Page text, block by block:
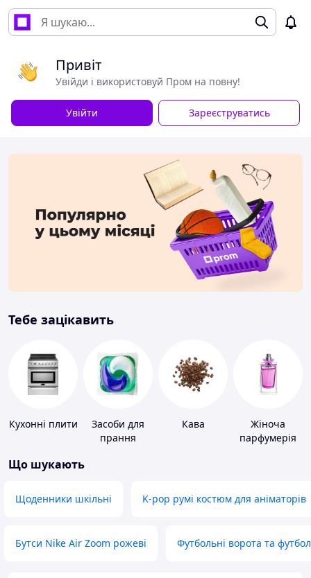
Привіт
Увійди і використовуй Пром на повну!
Увійти Зареєструватись
Тебе зацікавить
Кухонні плити
Засоби для
прання
Кава
Жіноча
парфумерія
Що шукають
Щоденники шкільні K-pop румі костюм для аніматорів
Бутси Nike Air Zoom рожеві Футбольні ворота та